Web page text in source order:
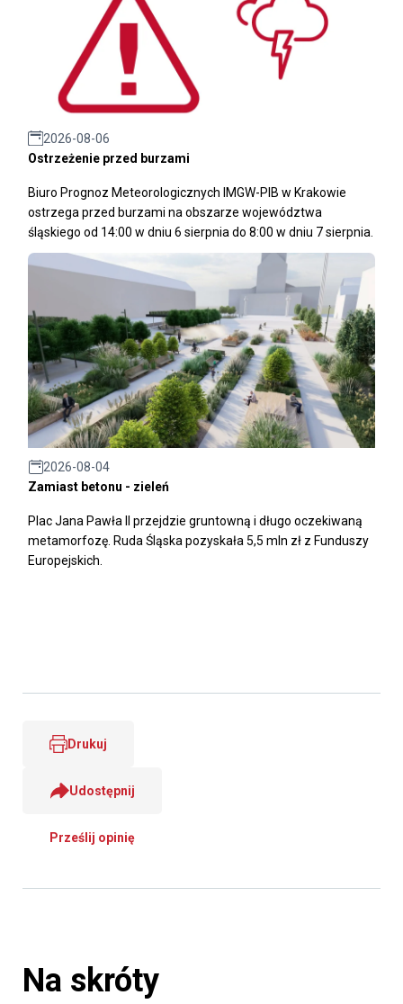
2026-08-06
Ostrzeżenie przed burzami
Biuro Prognoz Meteorologicznych IMGW-PIB w Krakowie
ostrzega przed burzami na obszarze województwa
śląskiego od 14:00 w dniu 6 sierpnia do 8:00 w dniu 7 sierpnia.
2026-08-04
Zamiast betonu - zieleń
Plac Jana Pawła II przejdzie gruntowną i długo oczekiwaną
metamorfozę. Ruda Śląska pozyskała 5,5 mln zł z Funduszy
Europejskich.
Drukuj
Udostępnij
Prześlij opinię
Na skróty